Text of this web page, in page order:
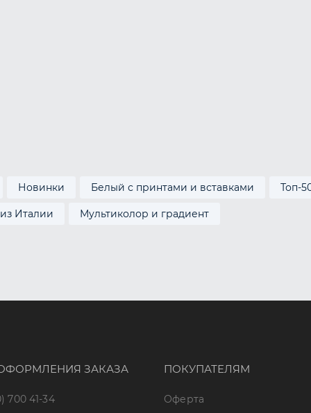
Новинки Белый с принтами и вставками Топ-
Италии Мультиколор и градиент
ЗАКАЗА
700 41-34
ПОКУПАТЕЛЯМ
Оферта